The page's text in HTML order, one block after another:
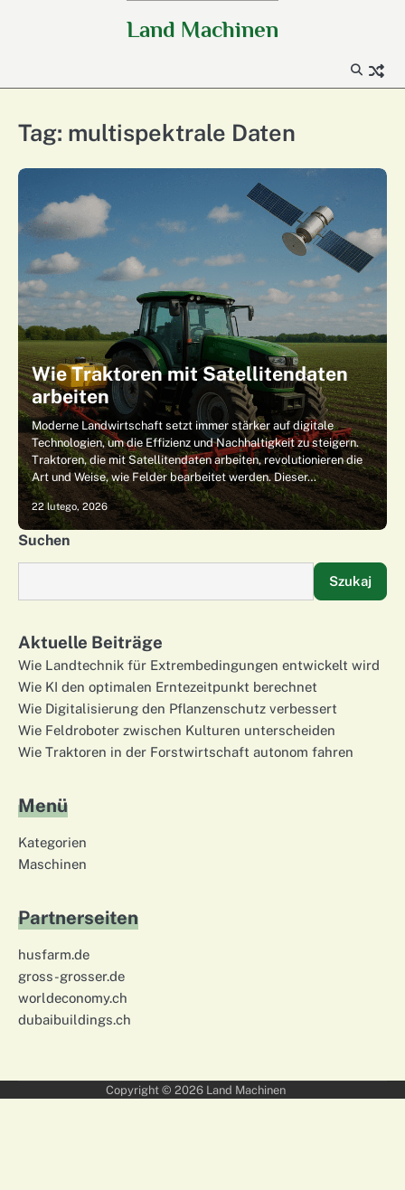
Land Machinen
Tag: multispektrale Daten
Wie Traktoren mit Satellitendaten
arbeiten
Moderne Landwirtschaft setzt immer stärker auf digitale
Technologien, um die Effizienz und Nachhaltigkeit zu steigern.
Traktoren, die mit Satellitendaten arbeiten, revolutionieren die
Art und Weise, wie Felder bearbeitet werden. Dieser…
22 lutego, 2026
Suchen
Szukaj
Aktuelle Beiträge
Wie Landtechnik für Extrembedingungen entwickelt wird
Wie KI den optimalen Erntezeitpunkt berechnet
Wie Digitalisierung den Pflanzenschutz verbessert
Wie Feldroboter zwischen Kulturen unterscheiden
Wie Traktoren in der Forstwirtschaft autonom fahren
Menü
Kategorien
Maschinen
Partnerseiten
husfarm.de
gross-grosser.de
worldeconomy.ch
dubaibuildings.ch
Copyright © 2026 Land Machinen